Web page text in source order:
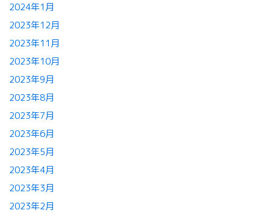
2024年1月
2023年12月
2023年11月
2023年10月
2023年9月
2023年8月
2023年7月
2023年6月
2023年5月
2023年4月
2023年3月
2023年2月